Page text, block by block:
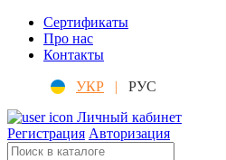
Сертификаты
Про нас
Контакты
УКР |
РУС
Личный кабинет
Регистрация Авторизация